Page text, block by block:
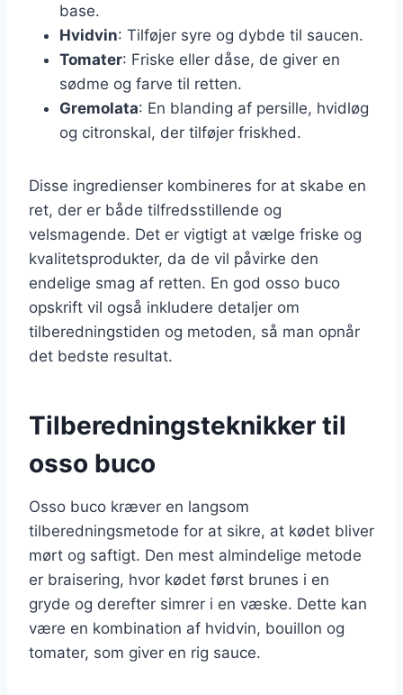
base.
Hvidvin: Tilføjer syre og dybde til saucen.
Tomater: Friske eller dåse, de giver en
sødme og farve til retten.
Gremolata: En blanding af persille, hvidløg
og citronskal, der tilføjer friskhed.
Disse ingredienser kombineres for at skabe en
ret, der er både tilfredsstillende og
velsmagende. Det er vigtigt at vælge friske og
kvalitetsprodukter, da de vil påvirke den
endelige smag af retten. En god osso buco
opskrift vil også inkludere detaljer om
tilberedningstiden og metoden, så man opnår
det bedste resultat.
Tilberedningsteknikker til
osso buco
Osso buco kræver en langsom
tilberedningsmetode for at sikre, at kødet bliver
mørt og saftigt. Den mest almindelige metode
er braisering, hvor kødet først brunes i en
gryde og derefter simrer i en væske. Dette kan
være en kombination af hvidvin, bouillon og
tomater, som giver en rig sauce.